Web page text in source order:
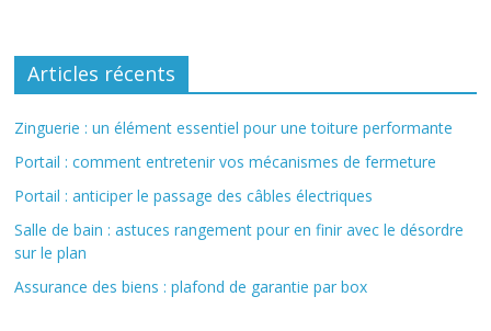
Articles récents
Zinguerie : un élément essentiel pour une toiture performante
Portail : comment entretenir vos mécanismes de fermeture
Portail : anticiper le passage des câbles électriques
Salle de bain : astuces rangement pour en finir avec le désordre
sur le plan
Assurance des biens : plafond de garantie par box